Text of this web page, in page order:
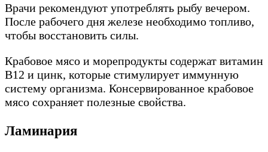
Врачи рекомендуют употреблять рыбу вечером.
После рабочего дня железе необходимо топливо,
чтобы восстановить силы.
Крабовое мясо и морепродукты содержат витамин
В12 и цинк, которые стимулирует иммунную
систему организма. Консервированное крабовое
мясо сохраняет полезные свойства.
Ламинария